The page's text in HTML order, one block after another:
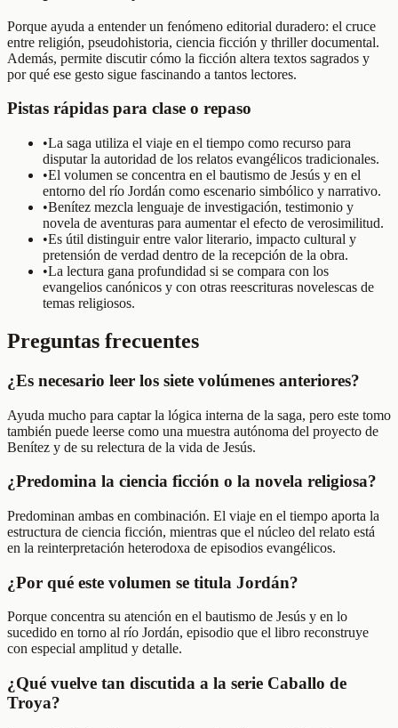
Porque ayuda a entender un fenómeno editorial duradero: el cruce
entre religión, pseudohistoria, ciencia ficción y thriller documental.
Además, permite discutir cómo la ficción altera textos sagrados y
por qué ese gesto sigue fascinando a tantos lectores.
Pistas rápidas para clase o repaso
•La saga utiliza el viaje en el tiempo como recurso para
disputar la autoridad de los relatos evangélicos tradicionales.
•El volumen se concentra en el bautismo de Jesús y en el
entorno del río Jordán como escenario simbólico y narrativo.
•Benítez mezcla lenguaje de investigación, testimonio y
novela de aventuras para aumentar el efecto de verosimilitud.
•Es útil distinguir entre valor literario, impacto cultural y
pretensión de verdad dentro de la recepción de la obra.
•La lectura gana profundidad si se compara con los
evangelios canónicos y con otras reescrituras novelescas de
temas religiosos.
Preguntas frecuentes
¿Es necesario leer los siete volúmenes anteriores?
Ayuda mucho para captar la lógica interna de la saga, pero este tomo
también puede leerse como una muestra autónoma del proyecto de
Benítez y de su relectura de la vida de Jesús.
¿Predomina la ciencia ficción o la novela religiosa?
Predominan ambas en combinación. El viaje en el tiempo aporta la
estructura de ciencia ficción, mientras que el núcleo del relato está
en la reinterpretación heterodoxa de episodios evangélicos.
¿Por qué este volumen se titula Jordán?
Porque concentra su atención en el bautismo de Jesús y en lo
sucedido en torno al río Jordán, episodio que el libro reconstruye
con especial amplitud y detalle.
¿Qué vuelve tan discutida a la serie Caballo de
Troya?